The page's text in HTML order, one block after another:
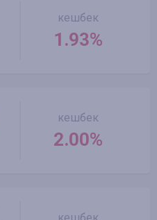
кешбек
1.93%
кешбек
2.00%